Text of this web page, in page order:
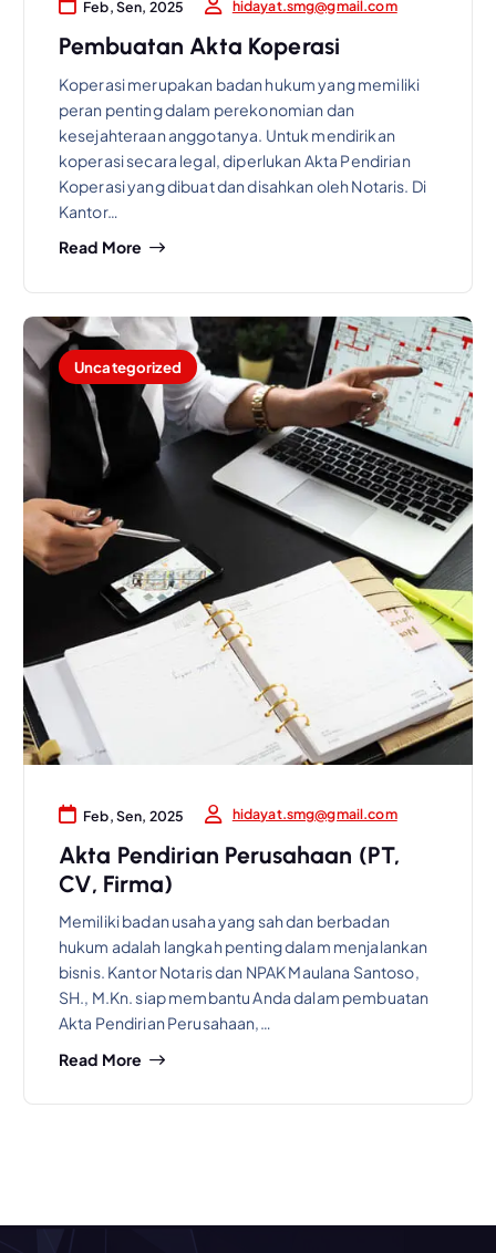
Feb, Sen, 2025 hidayat.smg@gmail.com
Pembuatan Akta Koperasi
Koperasi merupakan badan hukum yang memiliki
peran penting dalam perekonomian dan
kesejahteraan anggotanya. Untuk mendirikan
koperasi secara legal, diperlukan Akta Pendirian
Koperasi yang dibuat dan disahkan oleh Notaris. Di
Kantor…
Read More
Uncategorized
Feb, Sen, 2025 hidayat.smg@gmail.com
Akta Pendirian Perusahaan (PT,
CV, Firma)
Memiliki badan usaha yang sah dan berbadan
hukum adalah langkah penting dalam menjalankan
bisnis. Kantor Notaris dan NPAK Maulana Santoso,
SH., M.Kn. siap membantu Anda dalam pembuatan
Akta Pendirian Perusahaan,…
Read More